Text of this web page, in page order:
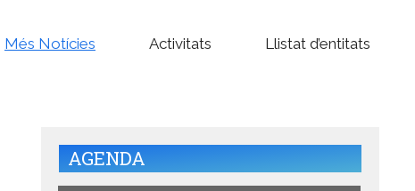
Més Notícies Activitats Llistat d’entitats
AGENDA